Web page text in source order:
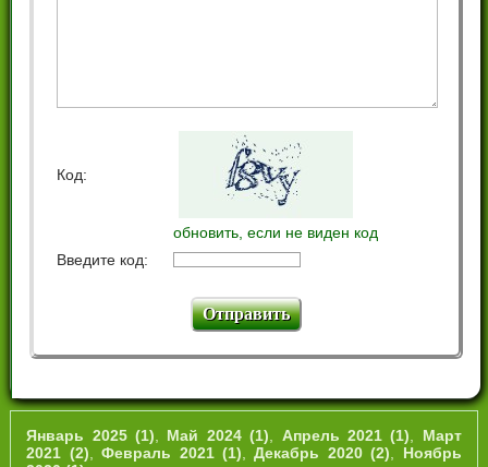
Код:
обновить, если не виден код
Введите код:
Январь 2025 (1) Май 2024 (1) Апрель 2021 (1)
Март
2021 (2) ,Февраль 2021 (1) ,Декабрь 2020 (2)
Ноябрь